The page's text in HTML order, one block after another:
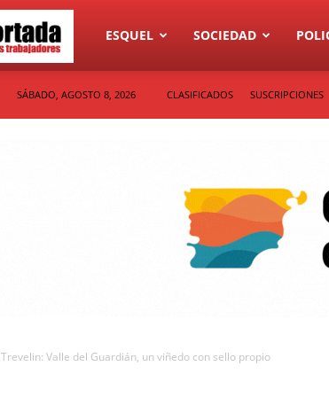
Diario
ESQUEL SOCIEDAD
SÁBADO, AGOSTO 8, 2026 CLASIFICADOS SUSCRIPCIONES
Trevelin: Valle del Guardián, un viñedo con sello propio